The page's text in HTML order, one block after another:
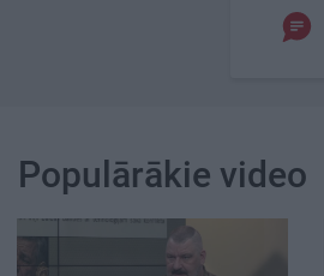
Populārākie video